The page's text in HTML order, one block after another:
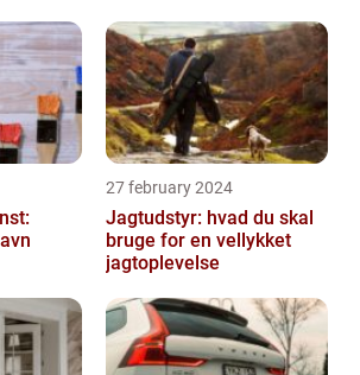
27 february 2024
Jagtudstyr: hvad du skal
bruge for en vellykket
jagtoplevelse